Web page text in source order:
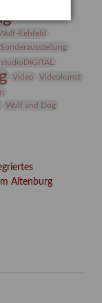
Rehfeld
Sonderausstellung
studioDIGITAL
Video
Videokunst
Wolf and Dog
Altenburg